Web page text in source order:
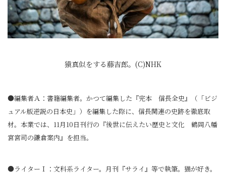
猿真似をする藤吉郎。(C)NHK
●編集者Ａ：書籍編集者。かつて編集した『完本 信長全史』（「ビジ
ュアル版逆説の日本史」）を編集した際に、信長関連の史跡を徹底取
材。本業では、11月10日刊行の『後世に伝えたい歴史と文化 鶴岡八幡
宮宮司の鎌倉案内』を担当。
●ライターＩ：文科系ライター。月刊『サライ』等で執筆。猫が好き。